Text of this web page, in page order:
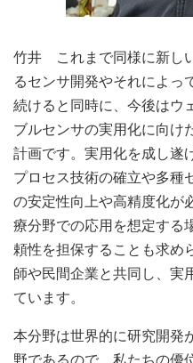
竹井 これまで同様に新し
るセンサ開発やそれによっ
続けると同時に、今後はウ
ブルセンサの実用化に向け
計画です。実用化を成し遂
プロセス技術の確立や多種
の安定性向上や高精度化が
療分野での応用を想定する
頼性を担保することも求め
師や民間企業と共同し、実
ています。
本分野は世界的に研究開発